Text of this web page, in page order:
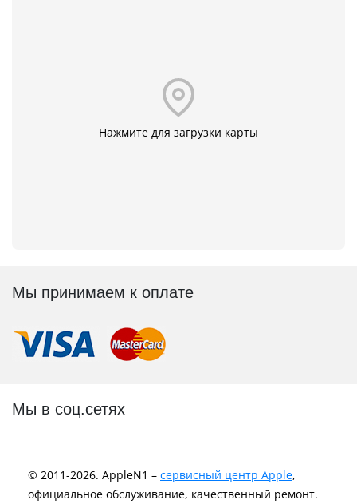
Нажмите для загрузки карты
Мы принимаем к оплате
Мы в соц.сетях
© 2011-2026. AppleN1 – сервисный центр Apple,
официальное обслуживание, качественный ремонт.